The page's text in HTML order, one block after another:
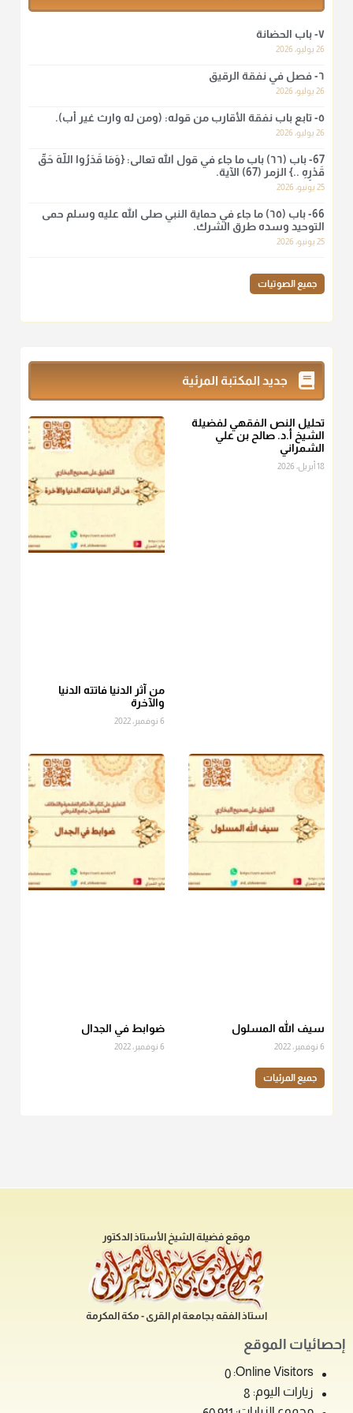
لا أعلم لدعاء ختم القرآن في الصلاة أصلاً صحيحاً يعتمد عليه من سنة
الرسول صلى الله عليه وسلّم، ولا من عمل الصحابة رضي الله
منذ 3 شهر
أ.د. صالح الشمراني
نرى اليوم بأبصارنا بعض ما رأى العلماء ببصائرهم: "والرافضة ليس
لهم سعي إلا في هدم الإسلام و نقض عراه...فأيامهم في الإسلام
كلها سود" ابن تيمية.
أ.د. صالح الشمراني
المعتدلين غير مقبوضتين ولا مبسوطتين أربع مرات من الرز أو البر
أو التمر أو اللحم
منذ 3 شهر
، فإلم يعلم إلا بعد ذلك لم تجزه لقولهﷺ:
الصاع..فمن شق عليه إخراج الطعام هذه الأيام وأراد إخراج القيمة
أ.د. صالح الشمراني
دفعزكاة الفطرللمسكين القريب صدقة وصلة وهو أفضل من
دفعها للبعيد ولا تغرك مظاهر ووظائف بعض الأقارب فإن
منذ 3 شهر
٧- باب الحضانة
26 يوليو، 2026
٦- فصل في نفقة الرقيق
26 يوليو، 2026
٥- تابع باب نفقة الأقارب من قوله: (ومن له وارث غير أب).
26 يوليو، 2026
67- باب (٦٦) باب ما جاء في قول الله تعالى: {وَمَا قَدَرُوا اللَّهَ حَقَّ
قَدْرِهِ ..} الزمر (67) الآية.
25 يونيو، 2026
66- باب (٦٥) ما جاء في حماية النبي صلى الله عليه وسلم حمى
التوحيد وسده طرق الشرك.
25 يونيو، 2026
جميع الصوتيات
جديد المكتبة المرئية
تحليل النص الفقهي لفضيلة
الشيخ أ.د. صالح بن علي
الشمراني
18 أبريل، 2026
من آثر الدنيا فاتته الدنيا
والآخرة
6 نوفمبر، 2022
سيف الله المسلول
6 نوفمبر، 2022
ضوابط في الجدال
6 نوفمبر، 2022
جميع المرئيات
موقع فضيلة الشيخ الأستاذ الدكتور
استاذ الفقه بجامعة ام القرى - مكة المكرمة
إحصائيات الموقع
Online Visitors:
0
زيارات اليوم: 8